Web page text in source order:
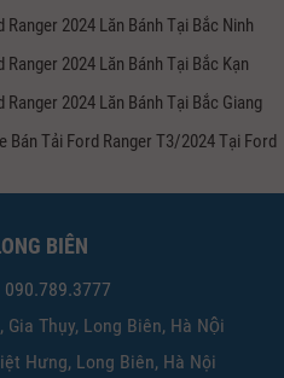
2024 Lăn Bánh Tại Bắc Ninh
2024 Lăn Bánh Tại Bắc Kạn
2024 Lăn Bánh Tại Bắc Giang
Bán Tải Ford Ranger T3/2024 Tại Ford
BIÊN
090.789.3777
Thụy, Long Biên, Hà Nội
Hưng, Long Biên, Hà Nội